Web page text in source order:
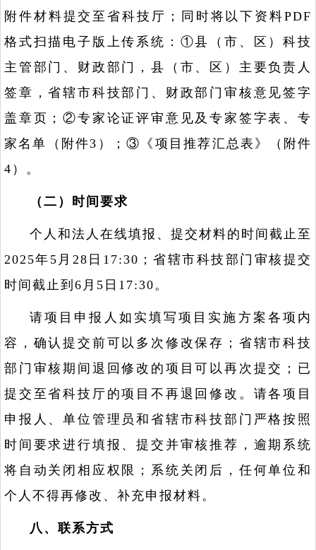
附件材料提交至省科技厅；同时将以下资料PDF
格式扫描电子版上传系统：①县（市、区）科技
主管部门、财政部门，县（市、区）主要负责人
签章，省辖市科技部门、财政部门审核意见签字
盖章页；②专家论证评审意见及专家签字表、专
家名单（附件3）；③《项目推荐汇总表》（附件
4）。
（二）时间要求
个人和法人在线填报、提交材料的时间截止至
2025年5月28日17:30；省辖市科技部门审核提交
时间截止到6月5日17:30。
请项目申报人如实填写项目实施方案各项内
容，确认提交前可以多次修改保存；省辖市科技
部门审核期间退回修改的项目可以再次提交；已
提交至省科技厅的项目不再退回修改。请各项目
申报人、单位管理员和省辖市科技部门严格按照
时间要求进行填报、提交并审核推荐，逾期系统
将自动关闭相应权限；系统关闭后，任何单位和
个人不得再修改、补充申报材料。
八、联系方式